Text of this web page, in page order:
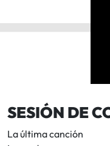
SESIÓN DE
La última canción